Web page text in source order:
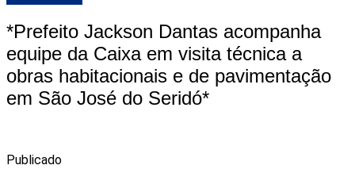
*Prefeito Jackson Dantas acompanha
equipe da Caixa em visita técnica a
obras habitacionais e de pavimentação
em São José do Seridó*
Publicado